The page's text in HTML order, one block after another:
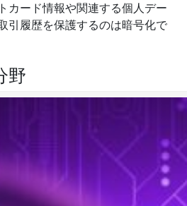
カード情報や関連する個人デー
引履歴を保護するのは暗号化で
野